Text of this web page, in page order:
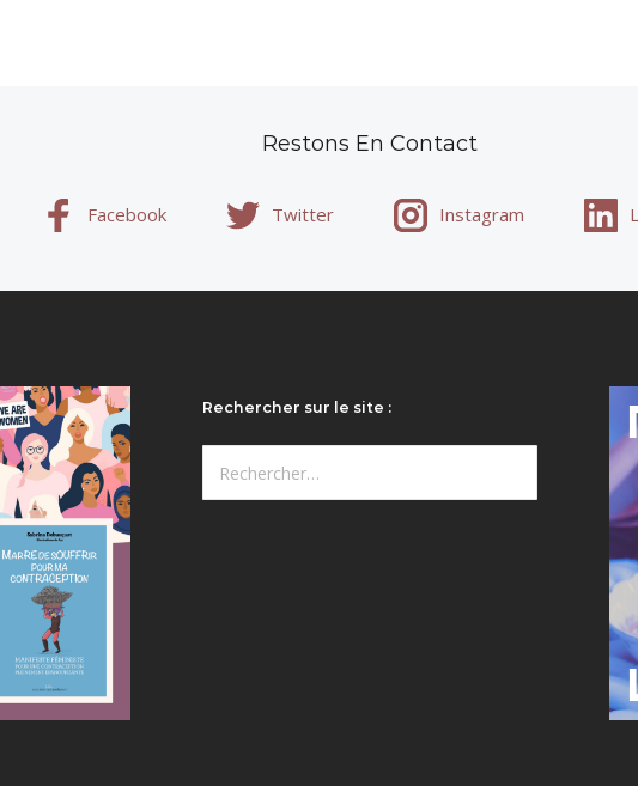
Restons En Contact
Facebook Twitter Instagram
Rechercher sur le site :
Rechercher :